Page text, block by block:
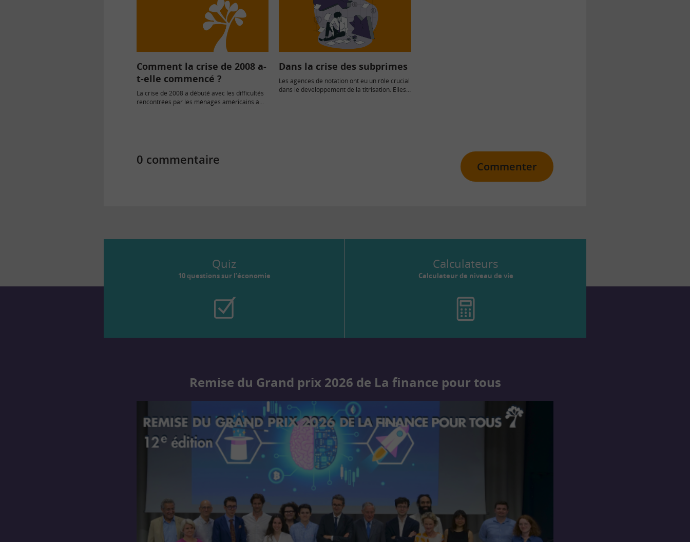
Comment la crise de 2008 a-
t-elle commencé ?
La crise de 2008 a débuté avec les difficultés
rencontrées par les ménages américains à
Dans la crise des subprimes
Les agences de notation ont eu un rôle crucial
dans le développement de la titrisation. Elles
0 commentaire Commenter
Quiz
10 questions sur l’économie
Calculateurs
Calculateur de niveau de vie
Remise du Grand prix 2026 de La finance pour tous